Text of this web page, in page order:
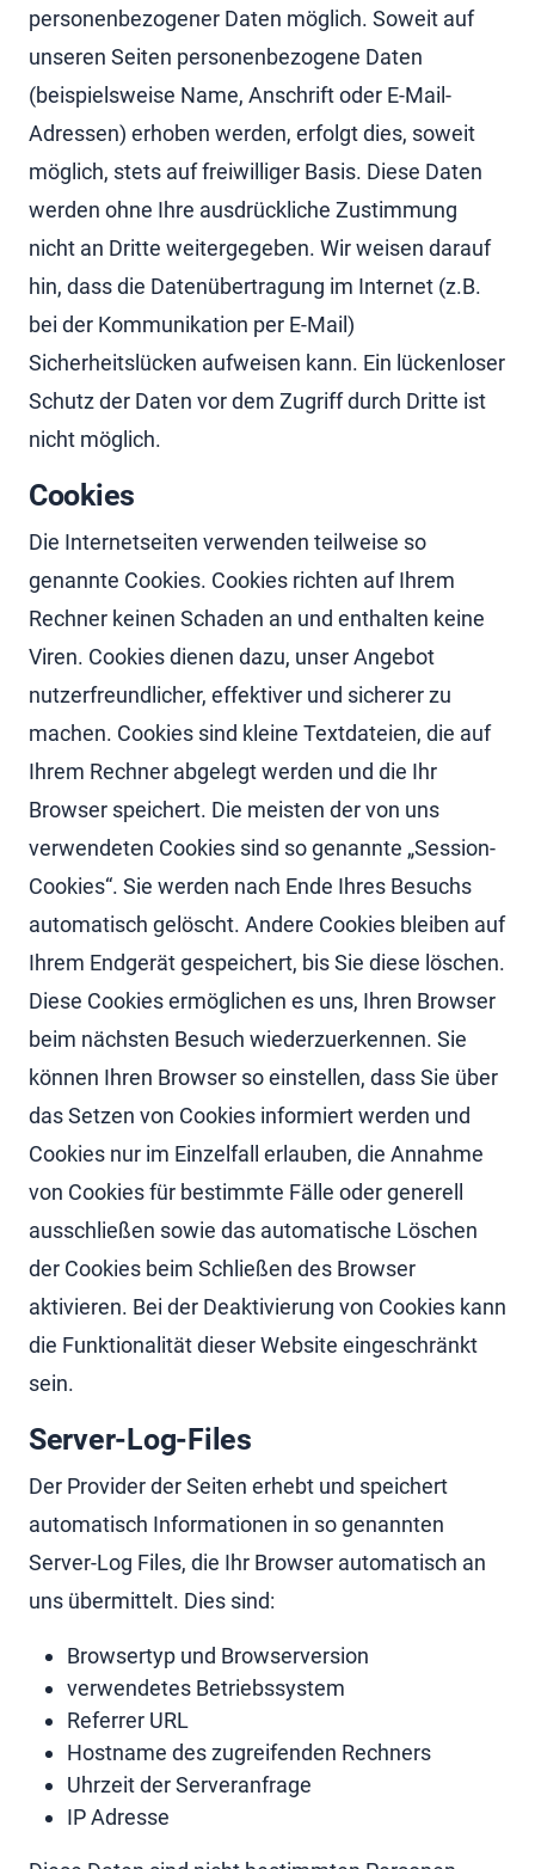
personenbezogener Daten möglich. Soweit auf
unseren Seiten personenbezogene Daten
(beispielsweise Name, Anschrift oder E-Mail-
Adressen) erhoben werden, erfolgt dies, soweit
möglich, stets auf freiwilliger Basis. Diese Daten
werden ohne Ihre ausdrückliche Zustimmung
nicht an Dritte weitergegeben. Wir weisen darauf
hin, dass die Datenübertragung im Internet (z.B.
bei der Kommunikation per E-Mail)
Sicherheitslücken aufweisen kann. Ein lückenloser
Schutz der Daten vor dem Zugriff durch Dritte ist
nicht möglich.
Cookies
Die Internetseiten verwenden teilweise so
genannte Cookies. Cookies richten auf Ihrem
Rechner keinen Schaden an und enthalten keine
Viren. Cookies dienen dazu, unser Angebot
nutzerfreundlicher, effektiver und sicherer zu
machen. Cookies sind kleine Textdateien, die auf
Ihrem Rechner abgelegt werden und die Ihr
Browser speichert. Die meisten der von uns
verwendeten Cookies sind so genannte „Session-
Cookies“. Sie werden nach Ende Ihres Besuchs
automatisch gelöscht. Andere Cookies bleiben auf
Ihrem Endgerät gespeichert, bis Sie diese löschen.
Diese Cookies ermöglichen es uns, Ihren Browser
beim nächsten Besuch wiederzuerkennen. Sie
können Ihren Browser so einstellen, dass Sie über
das Setzen von Cookies informiert werden und
Cookies nur im Einzelfall erlauben, die Annahme
von Cookies für bestimmte Fälle oder generell
ausschließen sowie das automatische Löschen
der Cookies beim Schließen des Browser
aktivieren. Bei der Deaktivierung von Cookies kann
die Funktionalität dieser Website eingeschränkt
sein.
Server-Log-Files
Der Provider der Seiten erhebt und speichert
automatisch Informationen in so genannten
Server-Log Files, die Ihr Browser automatisch an
uns übermittelt. Dies sind:
Browsertyp und Browserversion
verwendetes Betriebssystem
Referrer URL
Hostname des zugreifenden Rechners
Uhrzeit der Serveranfrage
IP Adresse